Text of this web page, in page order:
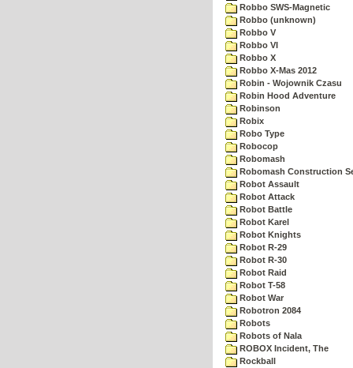
Robbo SWS-Magnetic
Robbo (unknown)
Robbo V
Robbo VI
Robbo X
Robbo X-Mas 2012
Robin - Wojownik Czasu
Robin Hood Adventure
Robinson
Robix
Robo Type
Robocop
Robomash
Robomash Construction
Robot Assault
Robot Attack
Robot Battle
Robot Karel
Robot Knights
Robot R-29
Robot R-30
Robot Raid
Robot T-58
Robot War
Robotron 2084
Robots
Robots of Nala
ROBOX Incident, The
Rockball